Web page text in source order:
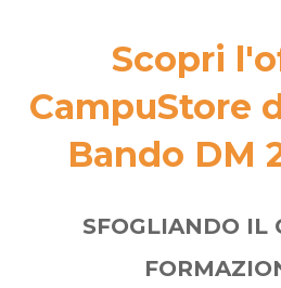
Scopri
CampuStore
Bando DM
SFOGLIANDO IL